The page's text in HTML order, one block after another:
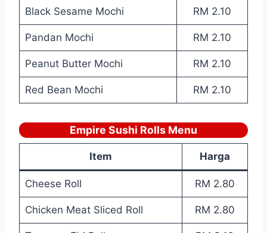
Black Sesame Mochi RM 2.10
Pandan Mochi RM 2.10
Peanut Butter Mochi RM 2.10
Red Bean Mochi RM 2.10
Empire Sushi Rolls Menu
Item Harga
Cheese Roll RM 2.80
Chicken Meat Sliced Roll RM 2.80